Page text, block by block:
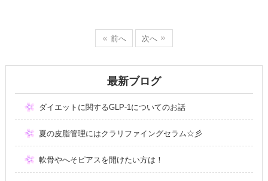
前へ 次へ
最新ブログ
ダイエットに関するGLP-1についてのお話
夏の皮脂管理にはクラリファイングセラム☆彡
軟骨やへそピアスを開けたい方は！